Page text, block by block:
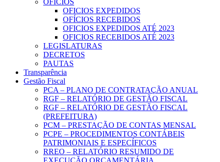
OFICIOS
OFICIOS EXPEDIDOS
OFÍCIOS RECEBIDOS
OFICIOS EXPEDIDOS ATÉ 2023
OFICIOS RECEBIDOS ATÉ 2023
LEGISLATURAS
DECRETOS
PAUTAS
Transparência
Gestão Fiscal
PCA – PLANO DE CONTRATAÇÃO ANUAL
RGF – RELATÓRIO DE GESTÃO FISCAL
RGF – RELATÓRIO DE GESTÃO FISCAL
(PREFEITURA)
PCM – PRESTAÇÃO DE CONTAS MENSAL
PCPE – PROCEDIMENTOS CONTÁBEIS
PATRIMONIAIS E ESPECÍFICOS
RREO – RELATÓRIO RESUMIDO DE
EXECUÇÃO ORÇAMENTÁRIA